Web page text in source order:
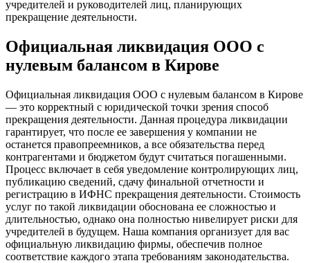
учредителей и руководителей лиц, планирующих
прекращение деятельности.
Официальная ликвидация ООО с
нулевым балансом в Кирове
Официальная ликвидация ООО с нулевым балансом в Кирове
— это корректный с юридической точки зрения способ
прекращения деятельности. Данная процедура ликвидации
гарантирует, что после ее завершения у компании не
останется правопреемников, а все обязательства перед
контрагентами и бюджетом будут считаться погашенными.
Процесс включает в себя уведомление контролирующих лиц,
публикацию сведений, сдачу финальной отчетности и
регистрацию в ИФНС прекращения деятельности. Стоимость
услуг по такой ликвидации обоснована ее сложностью и
длительностью, однако она полностью нивелирует риски для
учредителей в будущем. Наша компания организует для вас
официальную ликвидацию фирмы, обеспечив полное
соответствие каждого этапа требованиям законодательства.